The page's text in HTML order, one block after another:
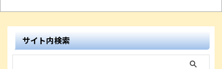
サイト内検索